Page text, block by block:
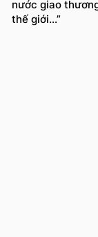
nước giao
thế giới...”